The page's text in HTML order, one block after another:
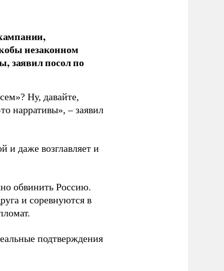
незаконном
заявил посол по
Ну, давайте,
нарративы», – заявил
и даже возглавляет и
обвинить Россию.
и соревнуются в
подтверждения